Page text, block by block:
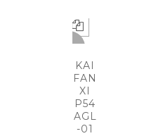
-50%
KAI
FAN
XI
P54
AGL
-01